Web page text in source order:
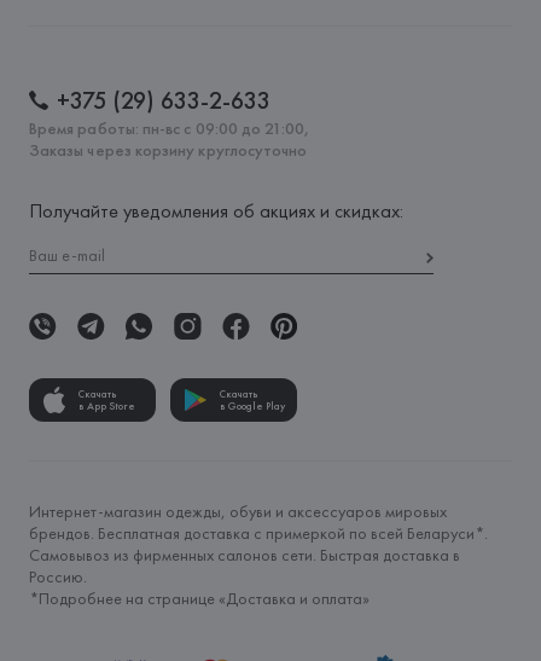
+375 (29) 633-2-633
Время работы: пн-вс с 09:00 до 21:00,
Заказы через корзину круглосуточно
Получайте уведомления об акциях и скидках:
Скачать
в App Store
Скачать
в Google Play
Интернет-магазин одежды, обуви и аксессуаров мировых
брендов. Бесплатная доставка с примеркой по всей Беларуси*.
Самовывоз из фирменных салонов сети. Быстрая доставка в
Россию.
*Подробнее на странице «Доставка и оплата»